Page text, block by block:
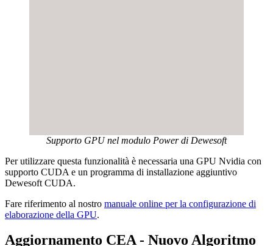
Supporto GPU nel modulo Power di Dewesoft
Per utilizzare questa funzionalità è necessaria una GPU Nvidia con
supporto CUDA e un programma di installazione aggiuntivo
Dewesoft CUDA.
Fare riferimento al nostro manuale online per la configurazione di
elaborazione della GPU.
Aggiornamento CEA - Nuovo Algoritmo